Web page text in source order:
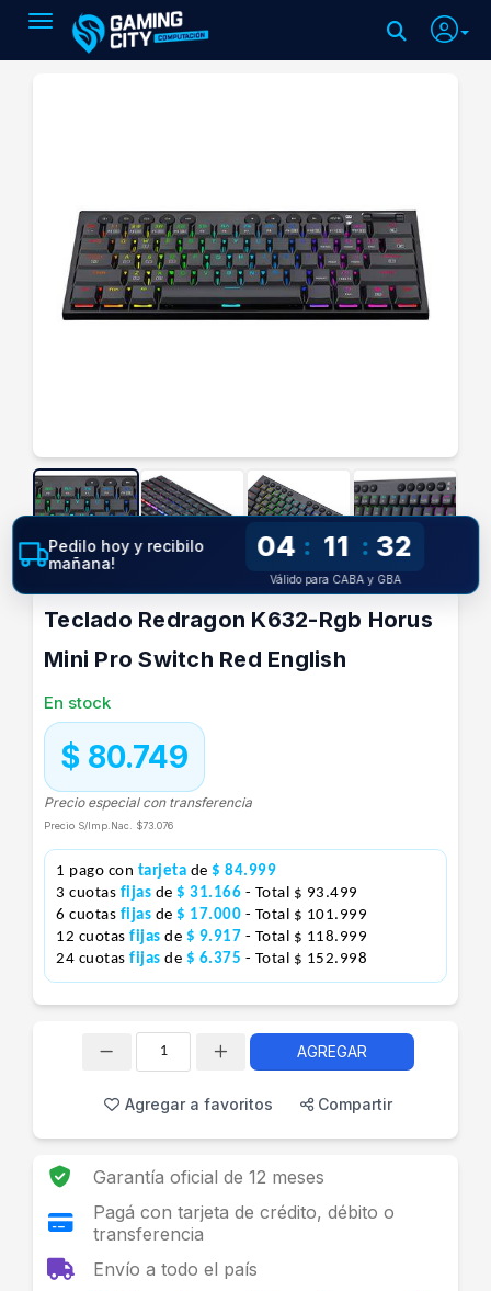
Toggle navigation
Teclado Redragon K632-Rgb Horus
Mini Pro Switch Red English
En stock
$ 80.749
Precio especial con transferencia
Precio S/Imp.Nac. $73.076
1 pago con tarjeta de $ 84.999
3 cuotas fijas de $ 31.166 - Total $ 93.499
6 cuotas fijas de $ 17.000 - Total $ 101.999
12 cuotas fijas de $ 9.917 - Total $ 118.999
24 cuotas fijas de $ 6.375 - Total $ 152.998
Pedilo hoy y recibilo
mañana!
04 : 11 : 31
Válido para CABA y GBA
AGREGAR
Agregar a favoritos Compartir
Garantía oficial de 12 meses
Pagá con tarjeta de crédito, débito o
transferencia
Envío a todo el país